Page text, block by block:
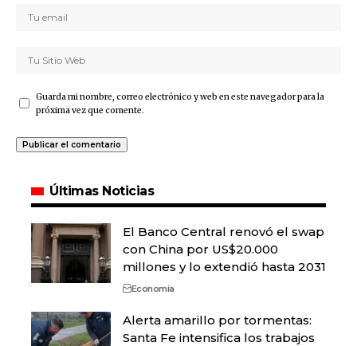
Guarda mi nombre, correo electrónico y web en este navegador para la
próxima vez que comente.
Últimas Noticias
El Banco Central renovó el swap
con China por US$20.000
millones y lo extendió hasta 2031
Economía
Alerta amarillo por tormentas:
Santa Fe intensifica los trabajos